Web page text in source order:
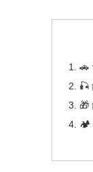
🚗
🎣
🎁
🏕️